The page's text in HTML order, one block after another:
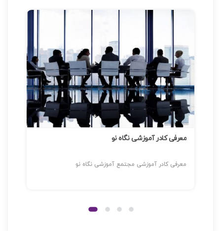
معرفی کادر آموزشی نگاه نو
معرفی کادر آموزشی مجتمع آموزشی نگاه نو